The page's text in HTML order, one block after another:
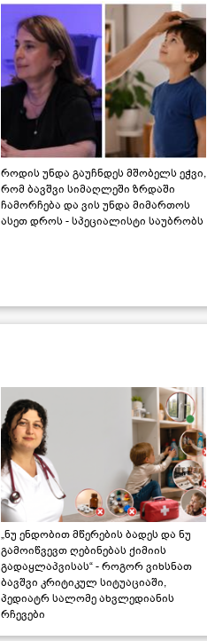
როდის უნდა გაუჩნდეს მშობელს ეჭვი,
რომ ბავშვი სიმაღლეში ზრდაში
ჩამორჩება და ვის უნდა მიმართოს
ასეთ დროს - სპეციალისტი საუბრობს
„ნუ ენდობით მწერების ბადეს და ნუ
გამოიწვევთ ღებინებას ქიმიის
გადაყლაპვისას“ - როგორ ვიხსნათ
ბავშვი კრიტიკულ სიტუაციაში,
პედიატრ სალომე ახვლედიანის
რჩევები